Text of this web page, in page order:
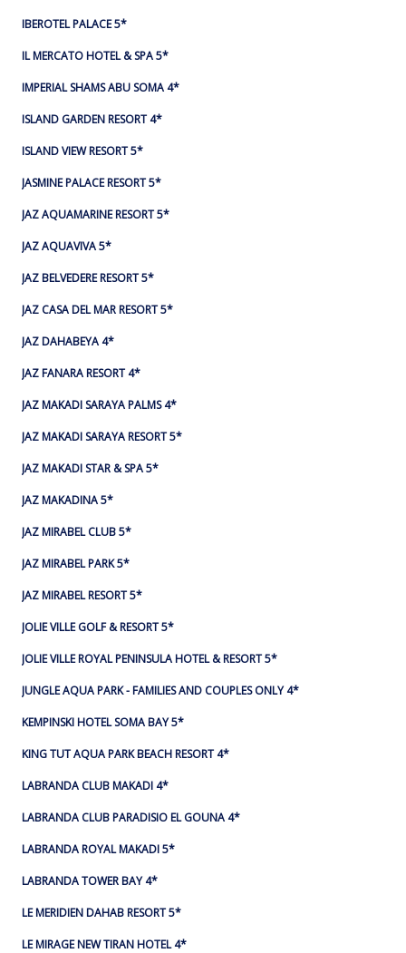
IBEROTEL PALACE 5*
IL MERCATO HOTEL & SPA 5*
IMPERIAL SHAMS ABU SOMA 4*
ISLAND GARDEN RESORT 4*
ISLAND VIEW RESORT 5*
JASMINE PALACE RESORT 5*
JAZ AQUAMARINE RESORT 5*
JAZ AQUAVIVA 5*
JAZ BELVEDERE RESORT 5*
JAZ CASA DEL MAR RESORT 5*
JAZ DAHABEYA 4*
JAZ FANARA RESORT 4*
JAZ MAKADI SARAYA PALMS 4*
JAZ MAKADI SARAYA RESORT 5*
JAZ MAKADI STAR & SPA 5*
JAZ MAKADINA 5*
JAZ MIRABEL CLUB 5*
JAZ MIRABEL PARK 5*
JAZ MIRABEL RESORT 5*
JOLIE VILLE GOLF & RESORT 5*
JOLIE VILLE ROYAL PENINSULA HOTEL & RESORT 5*
JUNGLE AQUA PARK - FAMILIES AND COUPLES ONLY 4*
KEMPINSKI HOTEL SOMA BAY 5*
KING TUT AQUA PARK BEACH RESORT 4*
LABRANDA CLUB MAKADI 4*
LABRANDA CLUB PARADISIO EL GOUNA 4*
LABRANDA ROYAL MAKADI 5*
LABRANDA TOWER BAY 4*
LE MERIDIEN DAHAB RESORT 5*
LE MIRAGE NEW TIRAN HOTEL 4*